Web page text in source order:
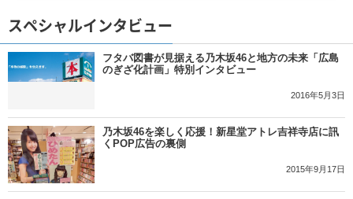
スペシャルインタビュー
フタバ図書が見据える乃木坂46と地方の未来「広島
のぎざ化計画」特別インタビュー
2016年5月3日
乃木坂46を楽しく応援！新星堂アトレ吉祥寺店に訊
くPOP広告の裏側
2015年9月17日